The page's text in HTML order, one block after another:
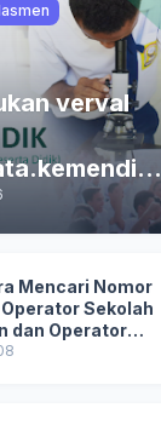
verval
Mencari Nomor
Operator Sekolah
dan Operator
di SDM Data